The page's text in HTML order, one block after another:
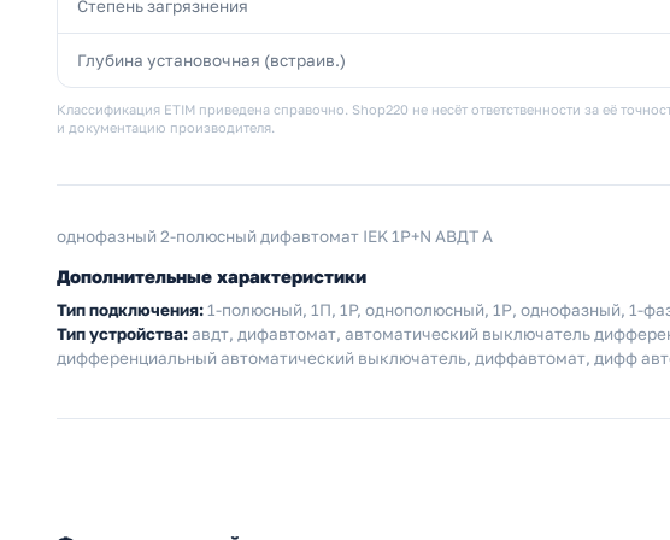
Степень загрязнения
Глубина установочная (встраив.)
Классификация ETIM приведена справочно. Shop220 не несёт ответственности за её
и документацию производителя.
однофазный 2-полюсный дифавтомат IEK 1P+N АВДТ А
Дополнительные характеристики
Тип подключения:1-полюсный, 1П, 1P, однополюсный, 1Р, однофазный, 1-
Тип устройства:авдт, дифавтомат, автоматический выключатель
дифференциальный автоматический выключатель, диффавтомат, дифф